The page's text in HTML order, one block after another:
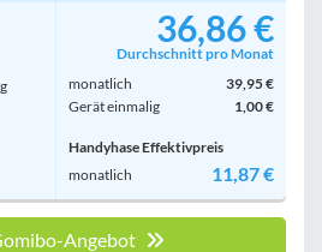
36,86 €
Durchschnitt pro Monat
monatlich
39,95 €
Gerät einmalig
1,00 €
Handyhase Effektivpreis
monatlich
11,87 €
Angebot